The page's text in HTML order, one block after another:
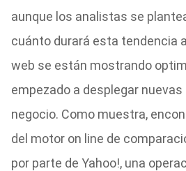
aunque los analistas se
cuánto durará esta tendencia
web se están mostrando
empezado a desplegar
negocio. Como muestra,
del motor on line de
por parte de Yahoo!, una